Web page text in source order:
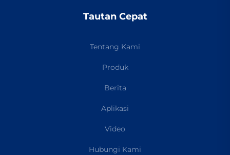
Tautan Cepat
Tentang Kami
Produk
Berita
Aplikasi
Video
Hubungi Kami